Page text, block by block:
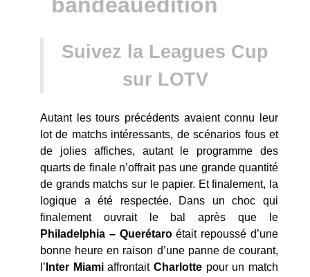
Suivez la Leagues Cup
sur LOTV
Autant les tours précédents avaient connu leur
lot de matchs intéressants, de scénarios fous et
de jolies affiches, autant le programme des
quarts de finale n’offrait pas une grande quantité
de grands matchs sur le papier. Et finalement, la
logique a été respectée. Dans un choc qui
finalement ouvrait le bal après que le
Philadelphia – Querétaroétait repoussé d’une
bonne heure en raison d’une panne de courant,
l’ Inter MiamiaffrontaitCharlotte pour un match